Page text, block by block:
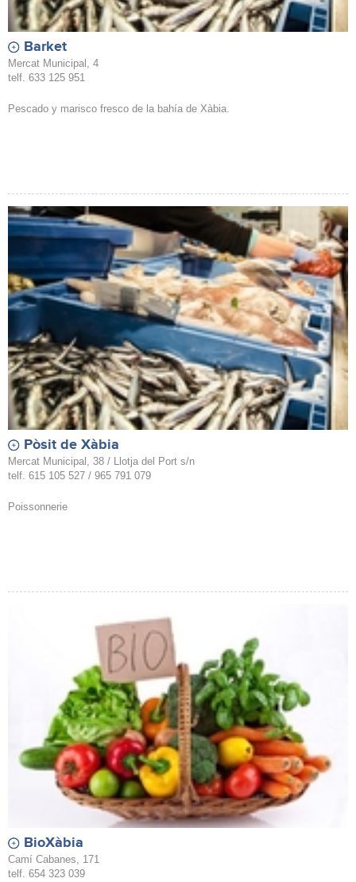
Barket
Mercat Municipal, 4
telf. 633 125 951
Pescado y marisco fresco de la bahía de Xàbia.
Pòsit de Xàbia
Mercat Municipal, 38 / Llotja del Port s/n
telf. 615 105 527 / 965 791 079
Poissonnerie
BioXàbia
Camí Cabanes, 171
telf. 654 323 039